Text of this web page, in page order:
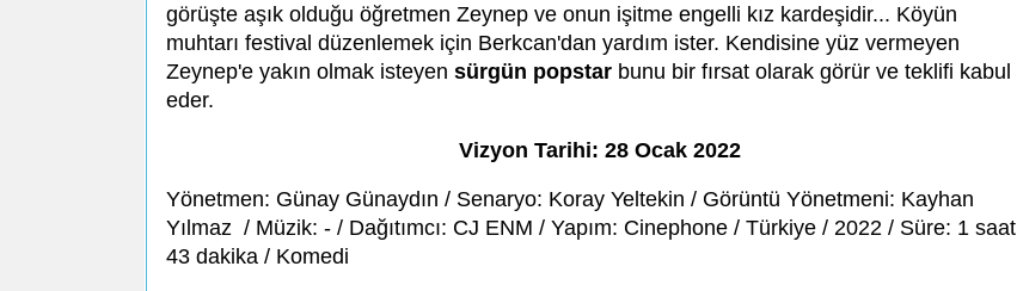
görüşte aşık olduğu öğretmen Zeynep ve onun işitme engelli kız kardeşidir... Köyün
muhtarı festival düzenlemek için Berkcan'dan yardım ister. Kendisine yüz vermeyen
Zeynep'e yakın olmak isteyen sürgün popstar bunu bir fırsat olarak görür ve teklifi kabul
eder.
Vizyon Tarihi: 28 Ocak 2022
Yönetmen: Günay Günaydın / Senaryo: Koray Yeltekin / Görüntü Yönetmeni: Kayhan
Yılmaz / Müzik: - / Dağıtımcı: CJ ENM / Yapım: Cinephone / Türkiye / 2022 / Süre: 1 saat
43 dakika / Komedi